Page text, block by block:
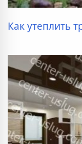
Как утеплить